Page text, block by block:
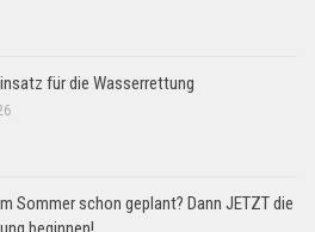
für die Wasserrettung
Sommer schon geplant? Dann JETZT die